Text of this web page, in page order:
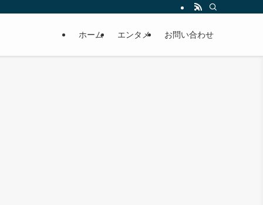
ホーム エンタメ お問い合わせ